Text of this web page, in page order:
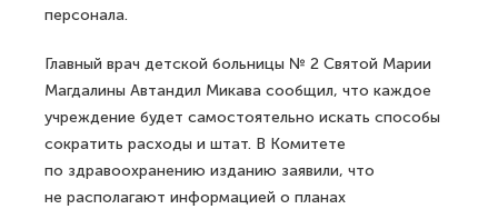
персонала.
Главный врач детской больницы № 2 Святой Марии
Магдалины Автандил Микава сообщил, что каждое
учреждение будет самостоятельно искать способы
сократить расходы и штат. В Комитете
по здравоохранению изданию заявили, что
не располагают информацией о планах